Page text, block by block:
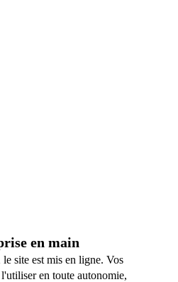
en main
site est mis en ligne. Vos
en toute autonomie,